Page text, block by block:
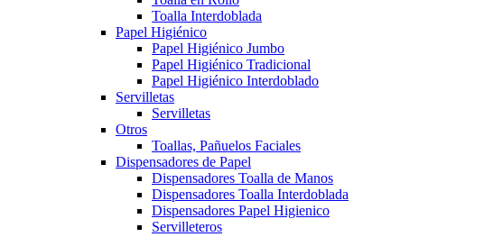
Toalla Interdoblada
Papel Higiénico
Papel Higiénico Jumbo
Papel Higiénico Tradicional
Papel Higiénico Interdoblado
Servilletas
Servilletas
Otros
Toallas, Pañuelos Faciales
Dispensadores de Papel
Dispensadores Toalla de Manos
Dispensadores Toalla Interdoblada
Dispensadores Papel Higienico
Servilleteros